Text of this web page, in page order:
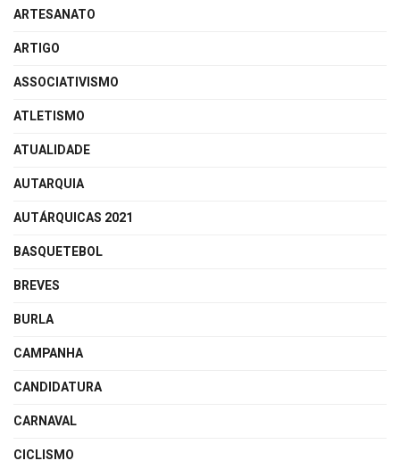
ARTESANATO
ARTIGO
ASSOCIATIVISMO
ATLETISMO
ATUALIDADE
AUTARQUIA
AUTÁRQUICAS 2021
BASQUETEBOL
BREVES
BURLA
CAMPANHA
CANDIDATURA
CARNAVAL
CICLISMO